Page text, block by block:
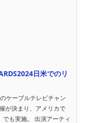
日米でのリ
ケーブルテレビチャン
が決まり、アメリカで
も実施。 出演アーティ